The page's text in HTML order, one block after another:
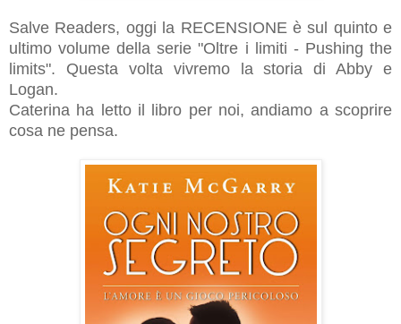
Salve Readers, oggi la RECENSIONE è sul quinto e
ultimo volume della serie "Oltre i limiti - Pushing the
limits". Questa volta vivremo la storia di Abby e
Logan.
Caterina ha letto il libro per noi, andiamo a scoprire
cosa ne pensa.